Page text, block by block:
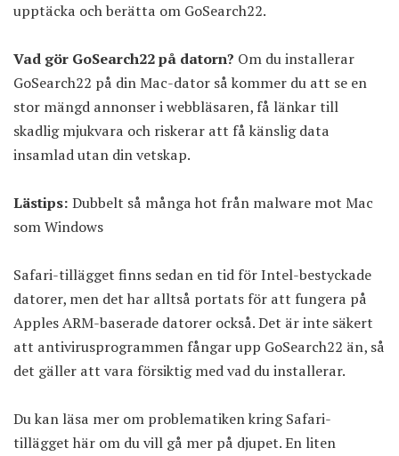
upptäcka och berätta om GoSearch22.
Vad gör GoSearch22 på datorn? Om du installerar
GoSearch22 på din Mac-dator så kommer du att se en
stor mängd annonser i webbläsaren, få länkar till
skadlig mjukvara och riskerar att få känslig data
insamlad utan din vetskap.
Lästips: Dubbelt så många hot från malware mot Mac
som Windows
Safari-tillägget finns sedan en tid för Intel-bestyckade
datorer, men det har alltså portats för att fungera på
Apples ARM-baserade datorer också. Det är inte säkert
att antivirusprogrammen fångar upp GoSearch22 än, så
det gäller att vara försiktig med vad du installerar.
Du kan läsa mer om problematiken kring Safari-
tillägget här om du vill gå mer på djupet. En liten